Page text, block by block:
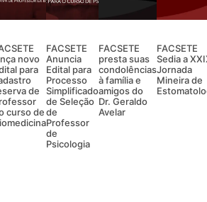
novo
para
de
curso de
FACSETE
Anuncia
Edital para
Processo
Simplificado
de Seleção
de
Professor
de
Psicologia
FACSETE
presta suas
condolências
à família e
amigos do
Dr. Geraldo
Avelar
FACSETE
Sedia a
Jornada
Mineira de